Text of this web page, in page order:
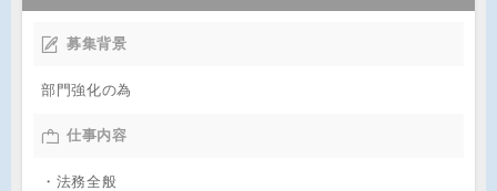
募集背景
部門強化の為
仕事内容
・法務全般